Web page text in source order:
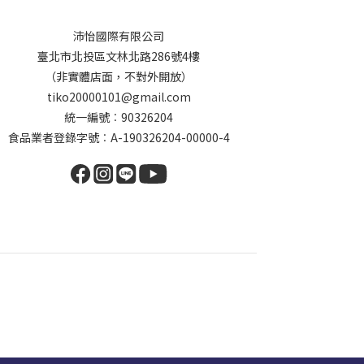
沛怡國際有限公司
臺北市北投區文林北路286號4樓
（非實體店面，不對外開放）
tiko20000101@gmail.com
統一編號︰90326204
食品業者登錄字號︰A-190326204-00000-4